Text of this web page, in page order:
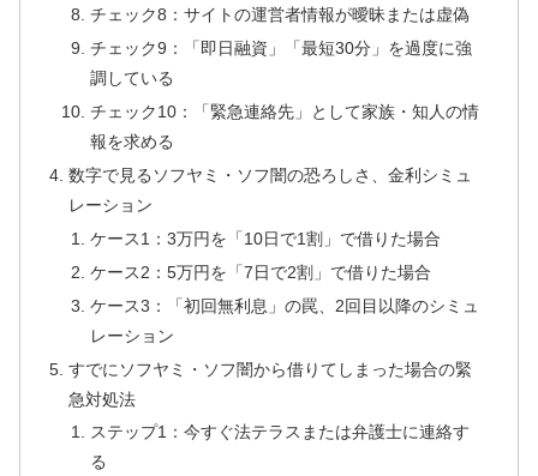
チェック8：サイトの運営者情報が曖昧または虚偽
チェック9：「即日融資」「最短30分」を過度に強
調している
チェック10：「緊急連絡先」として家族・知人の情
報を求める
数字で見るソフヤミ・ソフ闇の恐ろしさ、金利シミュ
レーション
ケース1：3万円を「10日で1割」で借りた場合
ケース2：5万円を「7日で2割」で借りた場合
ケース3：「初回無利息」の罠、2回目以降のシミュ
レーション
すでにソフヤミ・ソフ闇から借りてしまった場合の緊
急対処法
ステップ1：今すぐ法テラスまたは弁護士に連絡す
る